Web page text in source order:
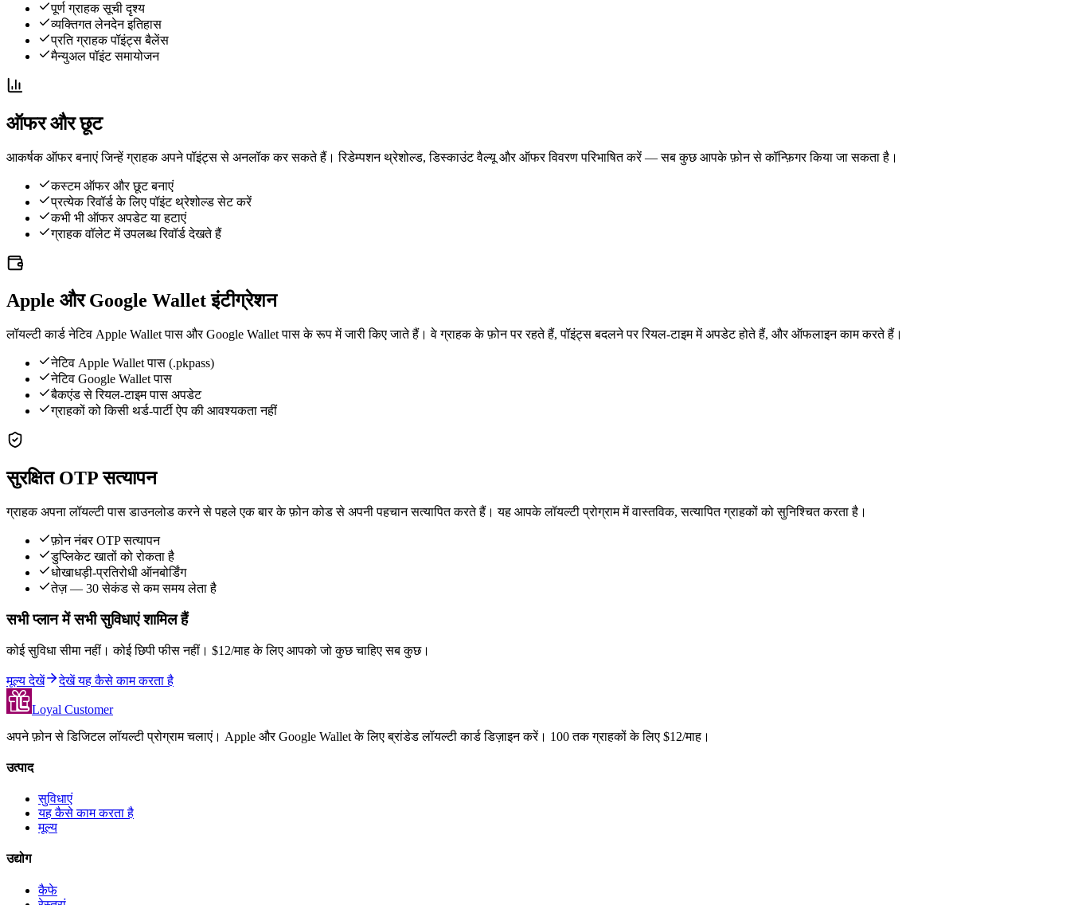
पूर्ण ग्राहक सूची दृश्य
व्यक्तिगत लेनदेन इतिहास
प्रति ग्राहक पॉइंट्स बैलेंस
मैन्युअल पॉइंट समायोजन
ऑफर और छूट
आकर्षक ऑफर बनाएं जिन्हें ग्राहक अपने पॉइंट्स से अनलॉक कर सकते हैं। रिडेम्पशन थ्रेशोल्ड, डिस्काउंट वैल्यू और ऑफर विवरण परिभाषित करें — सब कुछ आपके फ़ोन से कॉन्फ़िगर किया जा सकता है।
कस्टम ऑफर और छूट बनाएं
प्रत्येक रिवॉर्ड के लिए पॉइंट थ्रेशोल्ड सेट करें
कभी भी ऑफर अपडेट या हटाएं
ग्राहक वॉलेट में उपलब्ध रिवॉर्ड देखते हैं
Apple और Google Wallet इंटीग्रेशन
लॉयल्टी कार्ड नेटिव Apple Wallet पास और Google Wallet पास के रूप में जारी किए जाते हैं। वे ग्राहक के फ़ोन पर रहते हैं, पॉइंट्स बदलने पर रियल-टाइम में अपडेट होते हैं, और ऑफलाइन काम करते हैं।
नेटिव Apple Wallet पास (.pkpass)
नेटिव Google Wallet पास
बैकएंड से रियल-टाइम पास अपडेट
ग्राहकों को किसी थर्ड-पार्टी ऐप की आवश्यकता नहीं
सुरक्षित OTP सत्यापन
ग्राहक अपना लॉयल्टी पास डाउनलोड करने से पहले एक बार के फ़ोन कोड से अपनी पहचान सत्यापित करते हैं। यह आपके लॉयल्टी प्रोग्राम में वास्तविक, सत्यापित ग्राहकों को सुनिश्चित करता है।
फ़ोन नंबर OTP सत्यापन
डुप्लिकेट खातों को रोकता है
धोखाधड़ी-प्रतिरोधी ऑनबोर्डिंग
तेज़ — 30 सेकंड से कम समय लेता है
सभी प्लान में सभी सुविधाएं शामिल हैं
कोई सुविधा सीमा नहीं। कोई छिपी फीस नहीं। $12/माह के लिए आपको जो कुछ चाहिए सब कुछ।
मूल्य देखें देखें यह कैसे काम करता है
Loyal Customer
अपने फ़ोन से डिजिटल लॉयल्टी प्रोग्राम चलाएं। Apple और Google Wallet के लिए ब्रांडेड लॉयल्टी कार्ड डिज़ाइन करें। 100 तक ग्राहकों के लिए $12/माह।
उत्पाद
सुविधाएं
यह कैसे काम करता है
मूल्य
उद्योग
कैफे